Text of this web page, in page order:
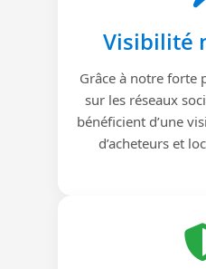
Visibilité
Grâce à notre forte
sur les réseaux
bénéficient d’une
d’acheteurs et